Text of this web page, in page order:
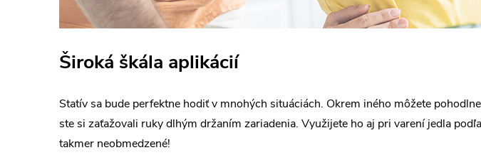
Široká škála aplikácií
Statív sa bude perfektne hodiť v mnohých situáciách. Okrem iného môžete
ste si zaťažovali ruky dlhým držaním zariadenia. Využijete ho aj pri varení jedla
takmer neobmedzené!